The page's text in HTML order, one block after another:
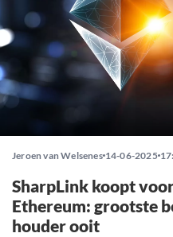
Jeroen van Welsenes 14-06-2025
SharpLink koopt
Ethereum: grootste
houder ooit